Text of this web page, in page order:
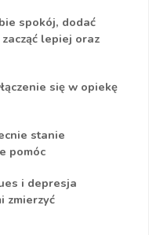
spokój, dodać
lepiej oraz
się w opiekę
stanie
pomóc
i depresja
zmierzyć